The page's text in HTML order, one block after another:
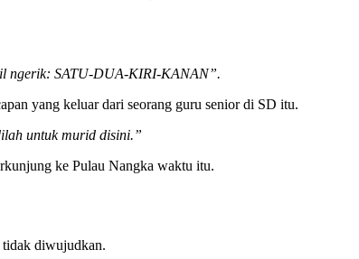
ngerik: SATU-DUA-KIRI-KANAN”.
yang keluar dari seorang guru senior di SD itu.
untuk murid disini.”
ke Pulau Nangka waktu itu.
tidak diwujudkan.